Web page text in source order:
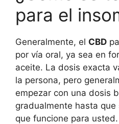
para el
Generalmente, el CBD
por vía oral, ya sea en
aceite. La dosis exacta
la persona, pero
empezar con una dosis
gradualmente hasta
que funcione para usted.